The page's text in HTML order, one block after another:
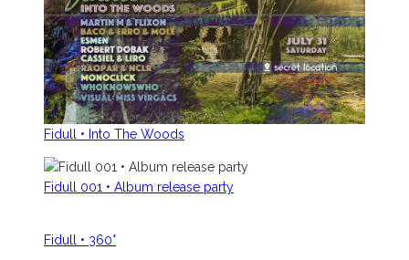
Fidull • Into The Woods
Fidull 001 • Album release party
Fidull • 360°